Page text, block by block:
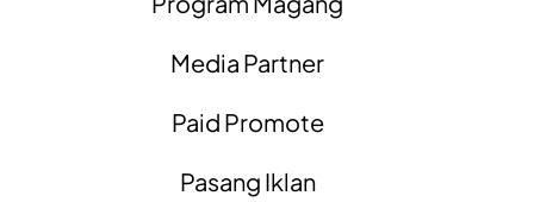
Media Partner
Paid Promote
Pasang Iklan